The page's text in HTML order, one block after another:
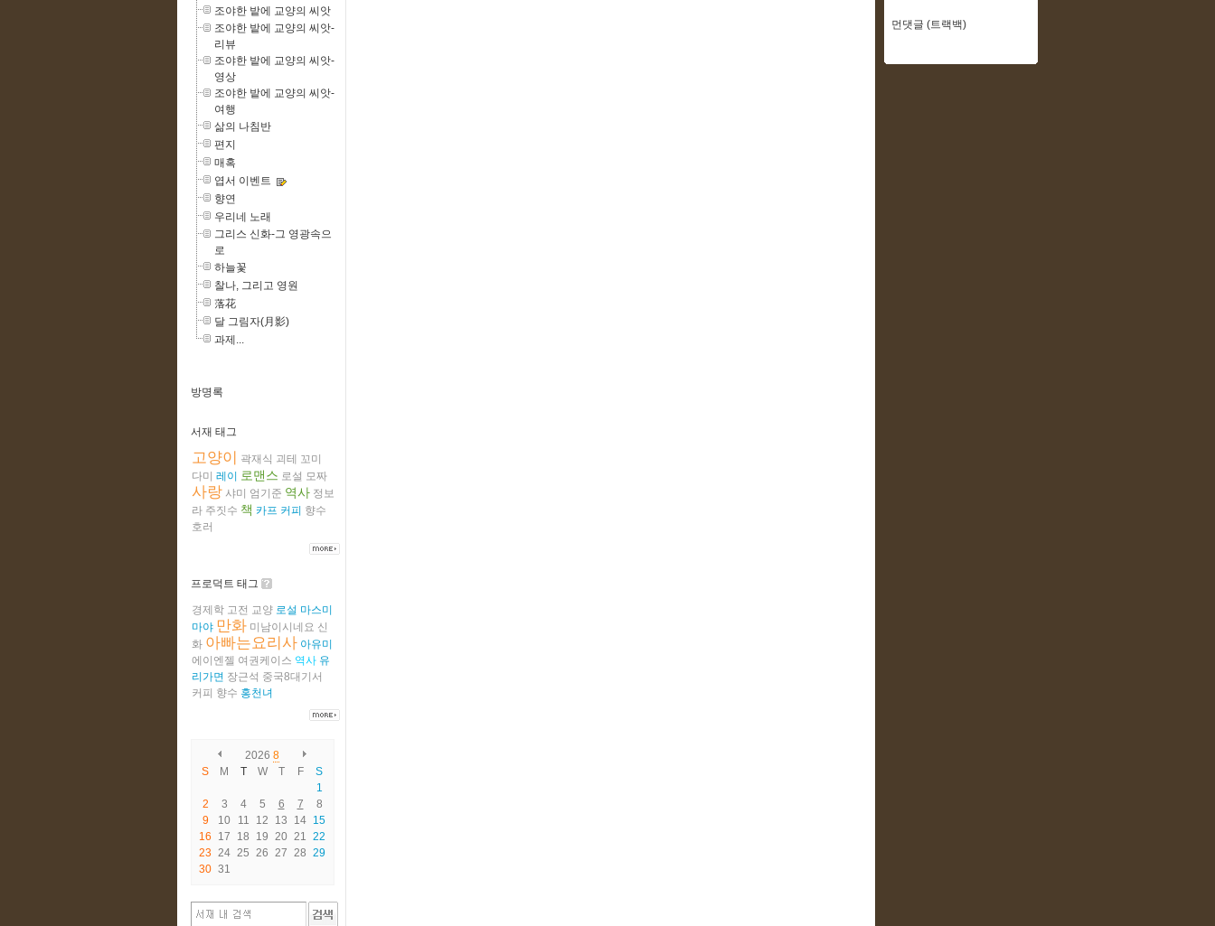
조야한 밭에 교양의 씨앗
조야한 밭에 교양의 씨앗-
리뷰
조야한 밭에 교양의 씨앗-
영상
조야한 밭에 교양의 씨앗-
여행
삶의 나침반
편지
매혹
엽서 이벤트
향연
우리네 노래
그리스 신화-그 영광속으
로
하늘꽃
찰나, 그리고 영원
落花
달 그림자(月影)
과제...
방명록
서재 태그
고양이 곽재식 괴테 꼬미
다미 레이 로맨스 로설 모짜
사랑 샤미 엄기준 역사 정보
라 주짓수 책 카프 커피 향수
호러
프로덕트 태그
경제학 고전 교양 로설 마스미
마야 만화 미남이시네요 신
화 아빠는요리사 아유미
에이엔젤 여권케이스 역사 유
리가면 장근석 중국8대기서
커피 향수 홍천녀
2026 8
S
M T W T F
S
1
2
3 4 5 6 7
8
9
10 11 12 13 14 15
16
17 18 19 20 21
22
23 24 25 26 27 28 29
30 31
먼댓글 (트랙백)